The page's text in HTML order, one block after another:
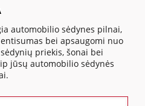
automobilio sėdynes pilnai,
bei apsaugomi nuo
priekis, šonai bei
jūsų automobilio sėdynės